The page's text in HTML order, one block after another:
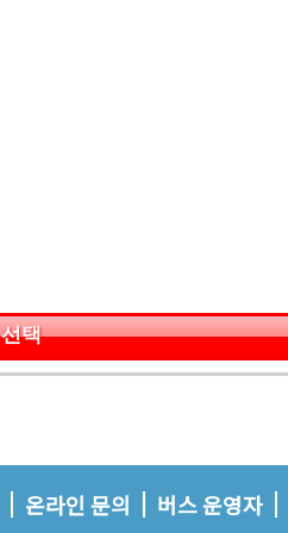
선택
온라인 문의 버스 운영자